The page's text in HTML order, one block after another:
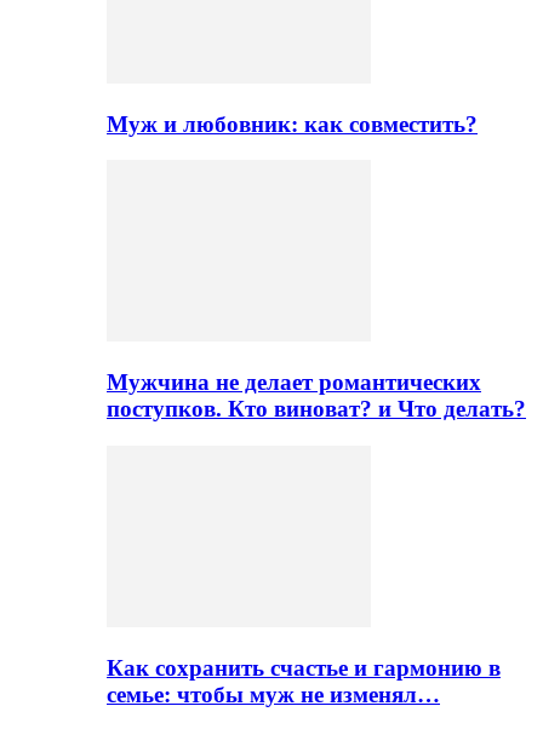
Муж и любовник: как совместить?
Мужчина не делает романтических
поступков. Кто виноват? и Что делать?
Как сохранить счастье и гармонию в
семье: чтобы муж не изменял…